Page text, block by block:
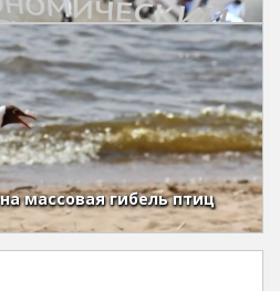
массовая гибель птиц